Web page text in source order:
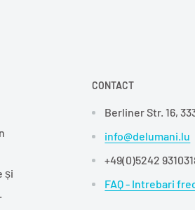
și
CONTACT
Berliner Str. 16,
info@delumani.lu
+49(0)5242
FAQ - Intrebari